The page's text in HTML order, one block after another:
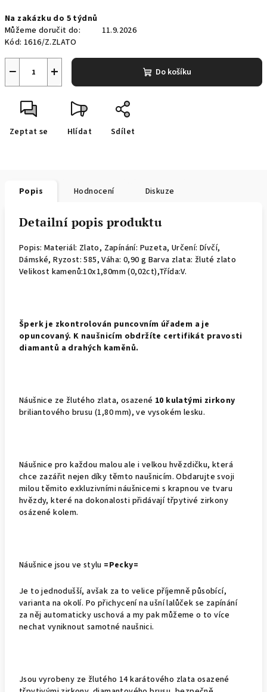
cena:
Na zakázku do 5 týdnů
Můžeme doručit do:
11.9.2026
Kód: 1616/Z.ZLATO
+
− Do košíku
Zeptat se Hlídat Sdílet
Popis Hodnocení Diskuze
Detailní popis produktu
Popis: Materiál: Zlato, Zapínání: Puzeta, Určení: Dívčí,
Dámské, Ryzost: 585, Váha: 0,90 g Barva zlata: žluté zlato
Velikost kamenů:10x1,80mm (0,02ct),Třída:V.
Šperk je zkontrolován puncovním úřadem a je
opuncovaný. K naušnicím obdržíte certifikát pravosti
diamantů a drahých kaměnů.
Náušnice ze žlutého zlata, osazené 10 kulatými zirkony
briliantového brusu (1,80 mm), ve vysokém lesku.
Náušnice pro každou malou ale i velkou hvězdičku, která
chce zazářit nejen díky těmto naušnicím. Obdarujte svoji
milou těmito exkluzivními náušnicemi s krapnou ve tvaru
hvězdy, které na dokonalosti přidávají třpytivé zirkony
osázené kolem.
Náušnice jsou ve stylu =Pecky=
Je to jednodušší, avšak za to velice příjemně působící,
varianta na okolí. Po přichycení na ušní lalůček se zapínání
za něj automaticky uschová a my pak můžeme o to více
nechat vyniknout samotné naušnici.
Jsou vyrobeny ze žlutého 14 karátového zlata osazené